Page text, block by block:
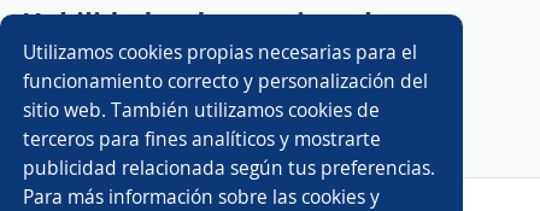
Utilizamos cookies propias necesarias para el
funcionamiento correcto y personalización del
sitio web. También utilizamos cookies de
terceros para fines analíticos y mostrarte
publicidad relacionada según tus preferencias.
Para más información sobre las cookies y
Habilidades duras: ejemplos que
pueden potenciar tu carrera
profesional